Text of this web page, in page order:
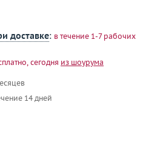
доставке: в течение 1-7 рабочих
сегодня из шоурума
14 дней